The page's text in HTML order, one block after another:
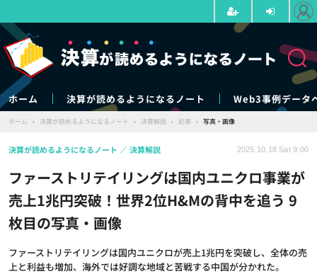
ホーム 決算が読めるようになるノート Web3事例データ
ホーム › 決算が読めるようになるノート › 決算解説 › 記事 › 写真・画像
ファーストリテイリングは国内ユニクロ事業が
売上1兆円突破！世界2位H&Mの背中を追う 9
枚目の写真・画像
ファーストリテイリングは国内ユニクロが売上1兆円を突破し、全体の売
上と利益も増加、海外では好調な地域と苦戦する中国が分かれた。
決算が読めるようになるノート 決算解説 2025.10.18 Sat 9:00